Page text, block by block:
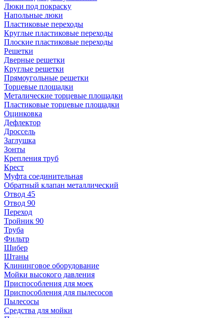
Люки под покраску
Напольные люки
Пластиковые переходы
Круглые пластиковые переходы
Плоские пластиковые переходы
Решетки
Дверные решетки
Круглые решетки
Прямоугольные решетки
Торцевые площадки
Металические торцевые площадки
Пластиковые торцевые площадки
Оцинковка
Дефлектор
Дроссель
Заглушка
Зонты
Крепления труб
Крест
Муфта соединительная
Обратный клапан металлический
Отвод 45
Отвод 90
Переход
Тройник 90
Труба
Фильтр
Шибер
Штаны
Клининговое оборудование
Мойки высокого давления
Приспособления для моек
Приспособления для пылесосов
Пылесосы
Средства для мойки